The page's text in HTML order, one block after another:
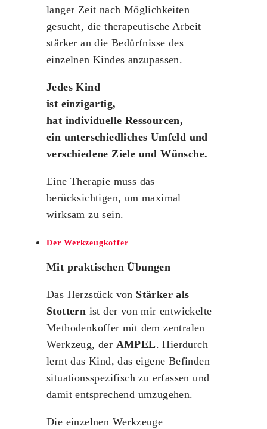
langer Zeit nach Möglichkeiten
gesucht, die therapeutische Arbeit
stärker an die Bedürfnisse des
einzelnen Kindes anzupassen.
Jedes Kind
ist einzigartig,
hat individuelle Ressourcen,
ein unterschiedliches Umfeld und
verschiedene Ziele und Wünsche.
Eine Therapie muss das
berücksichtigen, um maximal
wirksam zu sein.
Der Werkzeugkoffer
Mit praktischen Übungen
Das Herzstück von Stärker als
Stottern ist der von mir entwickelte
Methodenkoffer mit dem zentralen
Werkzeug, der AMPEL. Hierdurch
lernt das Kind, das eigene Befinden
situationsspezifisch zu erfassen und
damit entsprechend umzugehen.
Die einzelnen Werkzeuge